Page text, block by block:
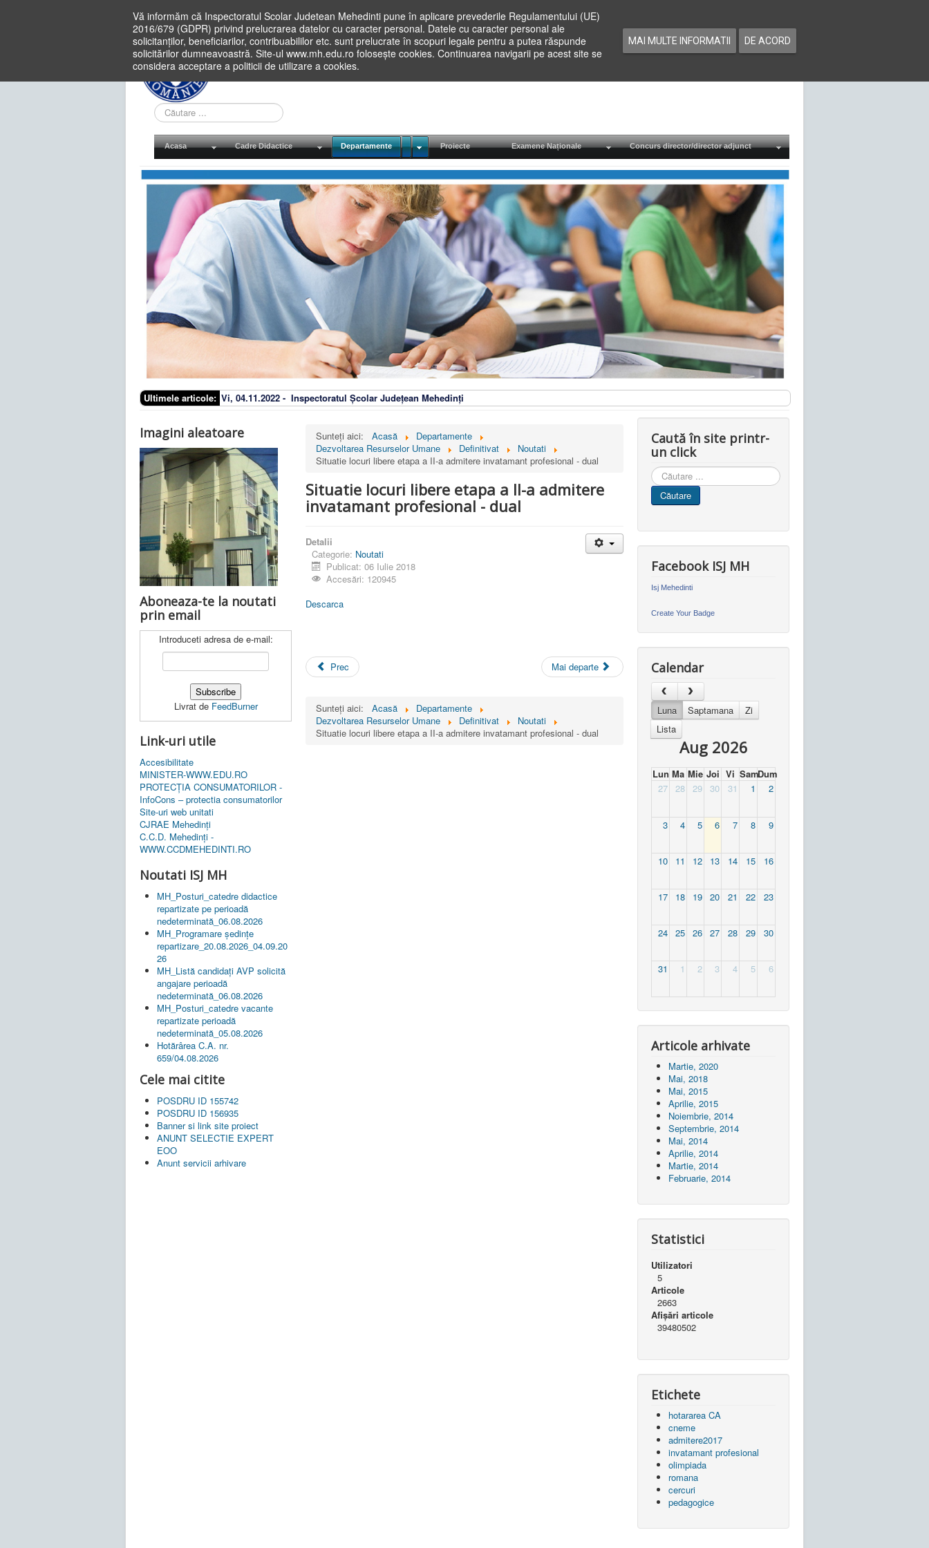
Vă informăm că Inspectoratul Scolar Judetean Mehedinti pune în aplicare prevederile Regulamentului (UE)
2016/679 (GDPR) privind prelucrarea datelor cu caracter personal. Datele cu caracter personal ale
solicitanților, beneficiarilor, contribuabililor etc. sunt prelucrate în scopuri legale pentru a putea răspunde
solicitărilor dumneavoastră. Site-ul www.mh.edu.ro folosește cookies. Continuarea navigarii pe acest site se
considera acceptare a politicii de utilizare a cookies.
MAI MULTE INFORMATII DE ACORD
Cauta
in
site
Acasa Cadre Didactice Departamente Proiecte Examene Naționale Concurs director/director adjunct
Ultimele articole: Vi, 04.11.2022 - Inspectoratul Școlar Județean Mehedinți
Imagini aleatoare
Aboneaza-te la noutati
prin email
Introduceti adresa de e-mail:
Livrat de FeedBurner
Link-uri utile
Accesibilitate
MINISTER-WWW.EDU.RO
PROTECȚIA CONSUMATORILOR -
InfoCons – protectia consumatorilor
Site-uri web unitati
CJRAE Mehedinți
C.C.D. Mehedinţi -
WWW.CCDMEHEDINTI.RO
Noutati ISJ MH
MH_Posturi_catedre didactice
repartizate pe perioadă
nedeterminată_06.08.2026
MH_Programare ședințe
repartizare_20.08.2026_04.09.20
26
MH_Listă candidați AVP solicită
angajare perioadă
nedeterminată_06.08.2026
MH_Posturi_catedre vacante
repartizate perioadă
nedeterminată_05.08.2026
Hotărârea C.A. nr.
659/04.08.2026
Cele mai citite
POSDRU ID 155742
POSDRU ID 156935
Banner si link site proiect
ANUNT SELECTIE EXPERT
EOO
Anunt servicii arhivare
Sunteți aici: Acasă
Departamente
Dezvoltarea Resurselor Umane
Definitivat
Noutati
Situatie locuri libere etapa a II-a admitere invatamant profesional - dual
Situatie locuri libere etapa a II-a admitere
invatamant profesional - dual
Detalii
Categorie: Noutati
Publicat: 06 Iulie 2018
Accesări: 120945
Descarca
Prec Mai departe
Sunteți aici: Acasă
Departamente
Dezvoltarea Resurselor Umane
Definitivat
Noutati
Situatie locuri libere etapa a II-a admitere invatamant profesional - dual
Caută în site printr-
un click
Cauta
in
site
Căutare
Facebook ISJ MH
Isj Mehedinti
Create Your Badge
Calendar
Luna Saptamana
Zi
Lista
Aug 2026
Lun Ma Mie Joi Vi SamDum
27
28 29 30 31 1 2
3 4 5 6 7 8 9
10 11 12 13 14 15 16
17 18 19 20 21 22 23
24 25 26 27 28 29 30
31 1 2 3 4 5 6
Articole arhivate
Martie, 2020
Mai, 2018
Mai, 2015
Aprilie, 2015
Noiembrie, 2014
Septembrie, 2014
Mai, 2014
Aprilie, 2014
Martie, 2014
Februarie, 2014
Statistici
Utilizatori
5
Articole
2663
Afișări articole
39480502
Etichete
hotararea CA
cneme
admitere2017
invatamant profesional
olimpiada
romana
cercuri
pedagogice